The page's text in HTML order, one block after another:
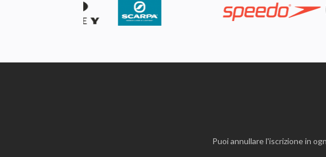
Puoi annullare l'iscrizione in